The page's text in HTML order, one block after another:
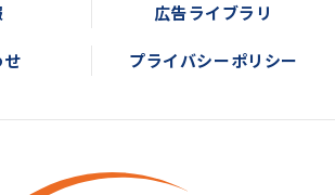
広告ライブラリ
せ プライバシーポリシー